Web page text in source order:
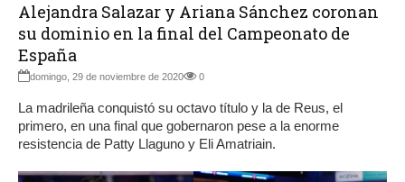
Alejandra Salazar y Ariana Sánchez coronan
su dominio en la final del Campeonato de
España
domingo, 29 de noviembre de 2020 0
La madrileña conquistó su octavo título y la de Reus, el
primero, en una final que gobernaron pese a la enorme
resistencia de Patty Llaguno y Eli Amatriain.